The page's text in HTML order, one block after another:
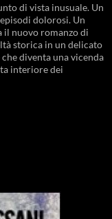
di vista inusuale. Un
dolorosi. Un
il nuovo romanzo di
storica in un delicato
diventa una vicenda
interiore dei